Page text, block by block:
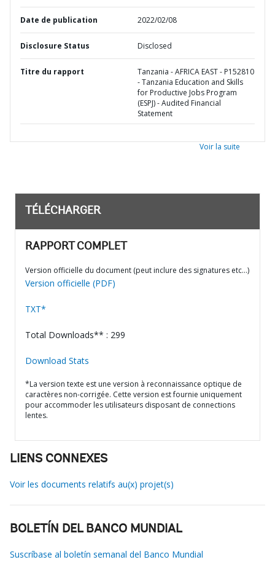
Date de publication 2022/02/08
Disclosure Status Disclosed
Titre du rapport
Tanzania - AFRICA EAST - P152810
- Tanzania Education and Skills
for Productive Jobs Program
(ESPJ) - Audited Financial
Statement
Voir la suite
TÉLÉCHARGER
RAPPORT COMPLET
Version officielle du document (peut inclure des signatures etc…)
Version officielle (PDF)
TXT*
Total Downloads** : 299
Download Stats
*La version texte est une version à reconnaissance optique de
caractères non-corrigée. Cette version est fournie uniquement
pour accommoder les utilisateurs disposant de connections
lentes.
LIENS CONNEXES
Voir les documents relatifs au(x) projet(s)
BOLETÍN DEL BANCO MUNDIAL
Suscríbase al boletín semanal del Banco Mundial